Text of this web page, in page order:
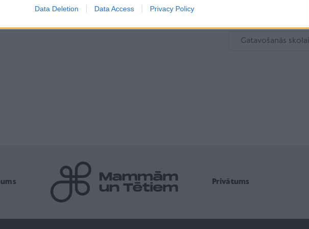
Data Deletion Data Access Privacy Policy
Gatavošanās skolai
Privātums